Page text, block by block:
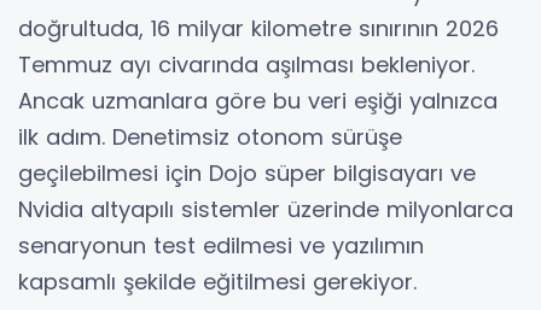
doğrultuda, 16 milyar kilometre sınırının 2026
Temmuz ayı civarında aşılması bekleniyor.
Ancak uzmanlara göre bu veri eşiği yalnızca
ilk adım. Denetimsiz otonom sürüşe
geçilebilmesi için Dojo süper bilgisayarı ve
Nvidia altyapılı sistemler üzerinde milyonlarca
senaryonun test edilmesi ve yazılımın
kapsamlı şekilde eğitilmesi gerekiyor.